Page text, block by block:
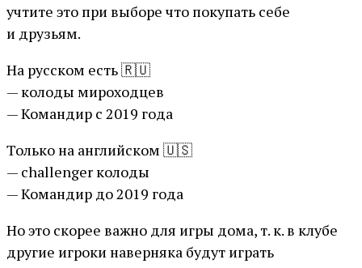
учтите это при выборе что покупать себе
и друзьям.
На русском есть 🇷🇺
— колоды мироходцев
— Командир с 2019 года
Только на английском 🇺🇸
— challenger колоды
— Командир до 2019 года
Но это скорее важно для игры дома, т. к. в клубе
другие игроки наверняка будут играть